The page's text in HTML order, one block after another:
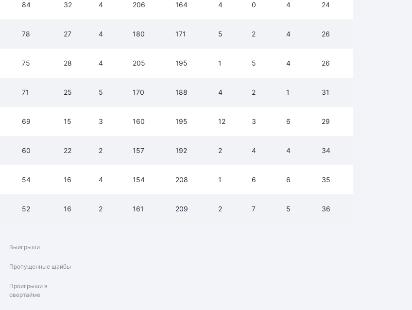
84 32 4 206 164 4 0 4 24
78 27 4 180 171 5 2 4 26
75 28 4 205 195 1 5 4 26
71 25 5 170 188 4 2 1 31
69 15 3 160 195 12 3 6 29
60 22 2 157 192 2 4 4 34
54 16 4 154 208 1 6 6 35
52 16 2 161 209 2 7 5 36
Выигрыши
Пропущенные шайбы
Проигрыши в
овертайме